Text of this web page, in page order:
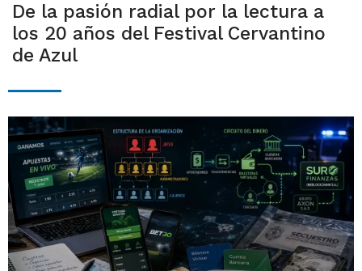
De la pasión radial por la lectura a
los 20 años del Festival Cervantino
de Azul